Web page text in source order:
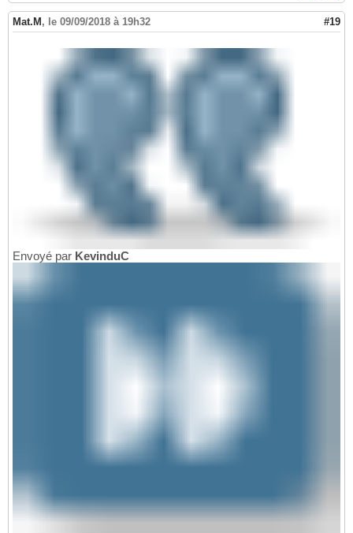
Mat.M , le 09/09/2018 à 19h32 #19
Envoyé par KevinduC